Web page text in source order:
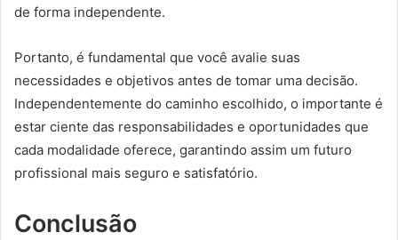
de forma independente.
Portanto, é fundamental que você avalie suas
necessidades e objetivos antes de tomar uma decisão.
Independentemente do caminho escolhido, o importante é
estar ciente das responsabilidades e oportunidades que
cada modalidade oferece, garantindo assim um futuro
profissional mais seguro e satisfatório.
Conclusão